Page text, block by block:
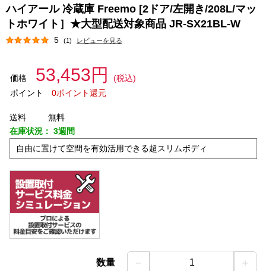
ハイアール 冷蔵庫 Freemo [2ドア/左開き/208L/マッ
トホワイト］★大型配送対象商品 JR-SX21BL-W
5 (1) レビューを見る
価格 53,453円
(税込)
ポイント
0ポイント還元
送料
無料
在庫状況： 3週間
自由に置けて空間を有効活用できる超スリムボディ
数量 － 1 ＋